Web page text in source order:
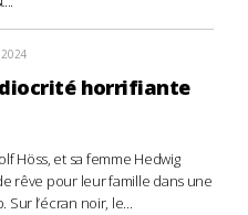
2024
horrifiante
Höss, et sa femme Hedwig
rêve pour leur famille dans une
l’écran noir, le...